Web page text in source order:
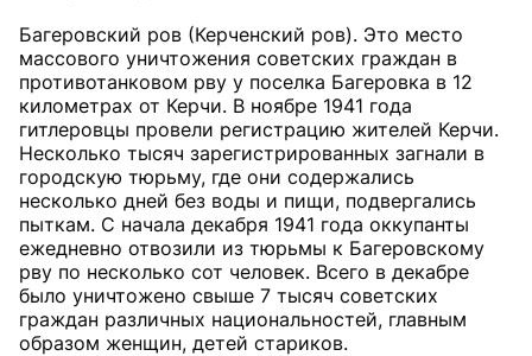
Багеровский ров (Керченский ров). Это место
массового уничтожения советских граждан в
противотанковом рву у поселка Багеровка в 12
километрах от Керчи. В ноябре 1941 года
гитлеровцы провели регистрацию жителей Керчи.
Несколько тысяч зарегистрированных загнали в
городскую тюрьму, где они содержались
несколько дней без воды и пищи, подвергались
пыткам. С начала декабря 1941 года оккупанты
ежедневно отвозили из тюрьмы к Багеровскому
рву по несколько сот человек. Всего в декабре
было уничтожено свыше 7 тысяч советских
граждан различных национальностей, главным
образом женщин, детей стариков.